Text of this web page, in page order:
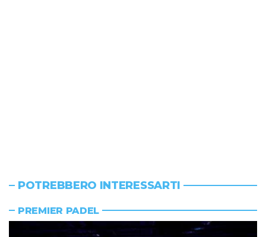
POTREBBERO INTERESSARTI
PREMIER PADEL